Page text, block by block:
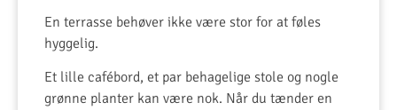
En terrasse behøver ikke være stor for at føles
hyggelig.
Et lille cafébord, et par behagelige stole og nogle
grønne planter kan være nok. Når du tænder en